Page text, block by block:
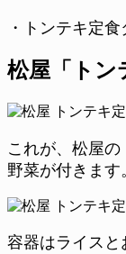
・トンテキ定
松屋「トン
これが、松屋
野菜が付きます
容器はライスと